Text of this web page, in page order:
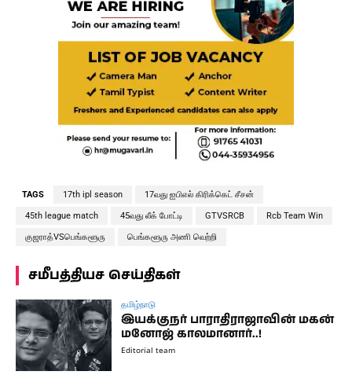
TAGS 17th ipl season 17வது ஐபிஎல் கிரிக்கெட் சீசன்
45th league match 45வது லீக் போட்டி GTVSRCB Rcb Team Win
குஜராத்VSபெங்களூரு பெங்களூரு அணி வெற்றி
சமீபத்தியச செய்திகள்
தமிழ்நாடு
இயக்குநர் பாராதிராஜாவின் மகன்
மனோஜ் காலமானார்..!
Editorial team